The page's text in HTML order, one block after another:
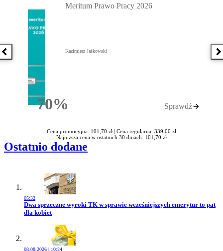
Poprzednia książka
70%Rabatu
Meritum Prawo Pracy 2026
Kazimierz Jaśkowski
Sprawdź
Cena promocyjna: 101,70 zł | Cena regularna: 339,00 zł
Najniższa cena w ostatnich 30 dniach: 101,70 zł
Ostatnio dodane
05:32
Przejdź do artykułu:
Dwa sprzeczne wyroki TK w sprawie wcześniejszych emerytur to pat
dla kobiet
08.08.2026 | 10:24